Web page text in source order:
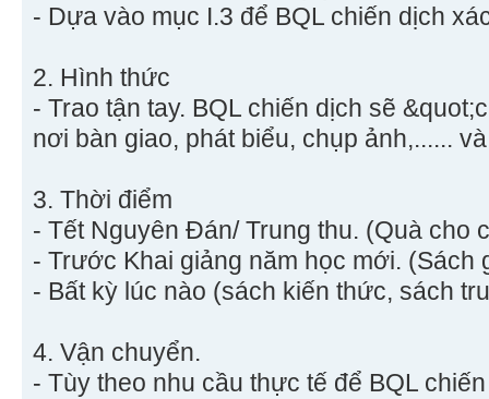
- Dựa vào mục I.3 để BQL chiến dịch
2. Hình thức
- Trao tận tay. BQL chiến dịch sẽ
nơi bàn giao, phát biểu, chụp ảnh,......
3. Thời điểm
- Tết Nguyên Đán/ Trung thu. (Quà cho
- Trước Khai giảng năm học mới. (Sách
- Bất kỳ lúc nào (sách kiến thức, sách
4. Vận chuyển.
- Tùy theo nhu cầu thực tế để BQL